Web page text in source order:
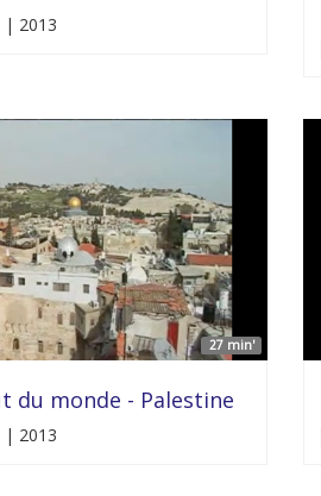
2013
27 min'
du monde - Palestine
2013